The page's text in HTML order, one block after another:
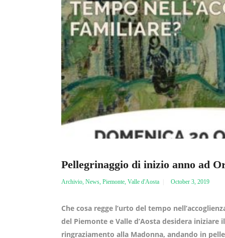
Pellegrinaggio di inizio anno ad
Archivio News Piemonte Valle d'Aosta October 3, 2019
Che cosa regge l’urto del tempo
del Piemonte e Valle d’Aosta desidera
ringraziamento alla Madonna, andando in